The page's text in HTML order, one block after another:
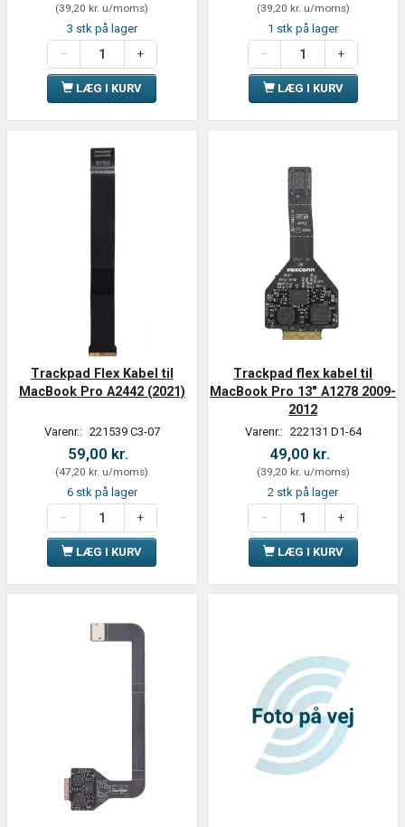
(39,20 kr. u/moms)
3 stk på lager
LÆG I KURV
(39,20 kr. u/moms)
1 stk på lager
LÆG I KURV
Trackpad Flex Kabel til
MacBook Pro A2442 (2021)
Varenr.: 221539 C3-07
59,00 kr.
(47,20 kr. u/moms)
6 stk på lager
LÆG I KURV
Trackpad flex kabel til
MacBook Pro 13" A1278 2009-
2012
Varenr.: 222131 D1-64
49,00 kr.
(39,20 kr. u/moms)
2 stk på lager
LÆG I KURV